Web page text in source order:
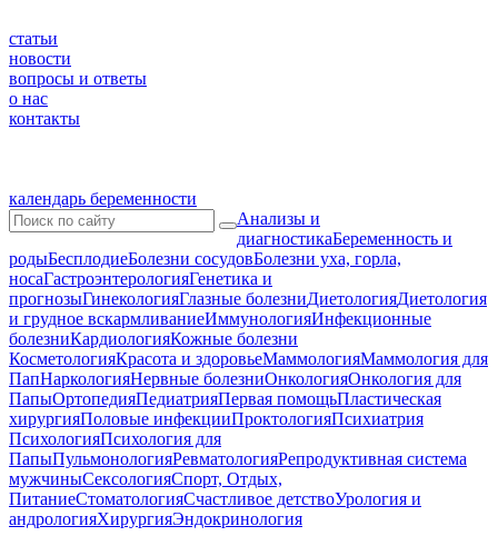
статьи
новости
вопросы и ответы
о нас
контакты
календарь беременности
Анализы и
диагностикаБеременность и
родыБесплодиеБолезни сосудовБолезни уха, горла,
носаГастроэнтерологияГенетика и
прогнозыГинекологияГлазные болезниДиетологияДиетология
и грудное вскармливаниеИммунологияИнфекционные
болезниКардиологияКожные болезни
КосметологияКрасота и здоровьеМаммологияМаммология для
ПапНаркологияНервные болезниОнкологияОнкология для
ПапыОртопедияПедиатрияПервая помощьПластическая
хирургияПоловые инфекцииПроктологияПсихиатрия
ПсихологияПсихология для
ПапыПульмонологияРевматологияРепродуктивная система
мужчиныСексологияСпорт, Отдых,
ПитаниеСтоматологияСчастливое детствоУрология и
андрологияХирургияЭндокринология